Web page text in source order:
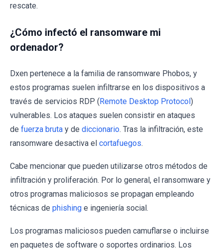
rescate.
¿Cómo infectó el ransomware mi
ordenador?
Dxen pertenece a la familia de ransomware Phobos, y
estos programas suelen infiltrarse en los dispositivos a
través de servicios RDP (Remote Desktop Protocol)
vulnerables. Los ataques suelen consistir en ataques
de fuerza bruta y de diccionario. Tras la infiltración, este
ransomware desactiva el cortafuegos.
Cabe mencionar que pueden utilizarse otros métodos de
infiltración y proliferación. Por lo general, el ransomware y
otros programas maliciosos se propagan empleando
técnicas de phishing e ingeniería social.
Los programas maliciosos pueden camuflarse o incluirse
en paquetes de software o soportes ordinarios. Los